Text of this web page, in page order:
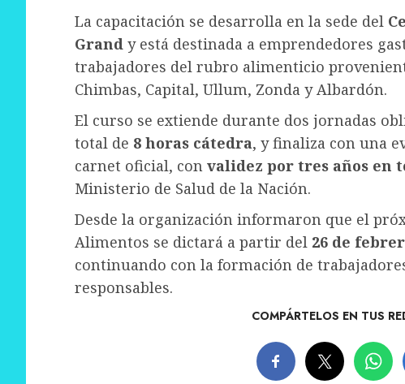
La capacitación se desarrolla en la sede del
Grand y está destinada a emprendedores
trabajadores del rubro alimenticio
Chimbas, Capital, Ullum, Zonda y Albardón.
El curso se extiende durante dos jornadas
total de 8 horas cátedra, y finaliza con una
carnet oficial, con validez por tres años en
Ministerio de Salud de la Nación.
Desde la organización informaron que el
Alimentos se dictará a partir del 26 de
continuando con la formación de
responsables.
COMPÁRTELOS EN TUS